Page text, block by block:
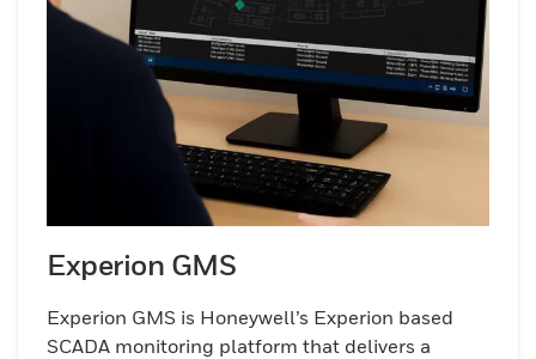
Experion GMS
Experion GMS is Honeywell’s Experion based
SCADA monitoring platform that delivers a